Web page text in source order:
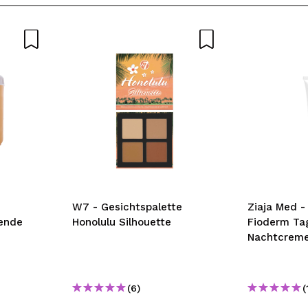
W7 - Gesichtspalette
Honolulu Silhouette
(6)
Ziaja Med
Fioderm